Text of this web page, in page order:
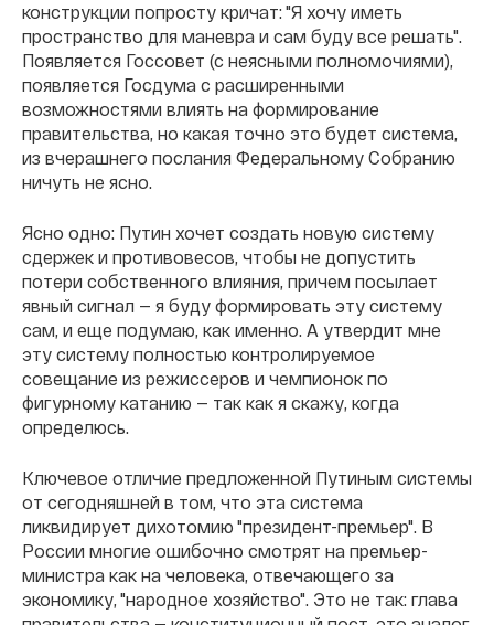
конструкции попросту кричат: "Я хочу иметь
пространство для маневра и сам буду все решать".
Появляется Госсовет (с неясными полномочиями),
появляется Госдума с расширенными
возможностями влиять на формирование
правительства, но какая точно это будет система,
из вчерашнего послания Федеральному Собранию
ничуть не ясно.
Ясно одно: Путин хочет создать новую систему
сдержек и противовесов, чтобы не допустить
потери собственного влияния, причем посылает
явный сигнал — я буду формировать эту систему
сам, и еще подумаю, как именно. А утвердит мне
эту систему полностью контролируемое
совещание из режиссеров и чемпионок по
фигурному катанию — так как я скажу, когда
определюсь.
Ключевое отличие предложенной Путиным системы
от сегодняшней в том, что эта система
ликвидирует дихотомию "президент-премьер". В
России многие ошибочно смотрят на премьер-
министра как на человека, отвечающего за
экономику, "народное хозяйство". Это не так: глава